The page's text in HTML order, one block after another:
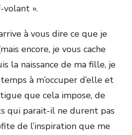
volant ».
à vous dire ce que je
encore, je vous cache
la naissance de ma fille, je
à m’occuper d’elle et
que cela impose, de
qui parait-il ne durent pas
de l’inspiration que me